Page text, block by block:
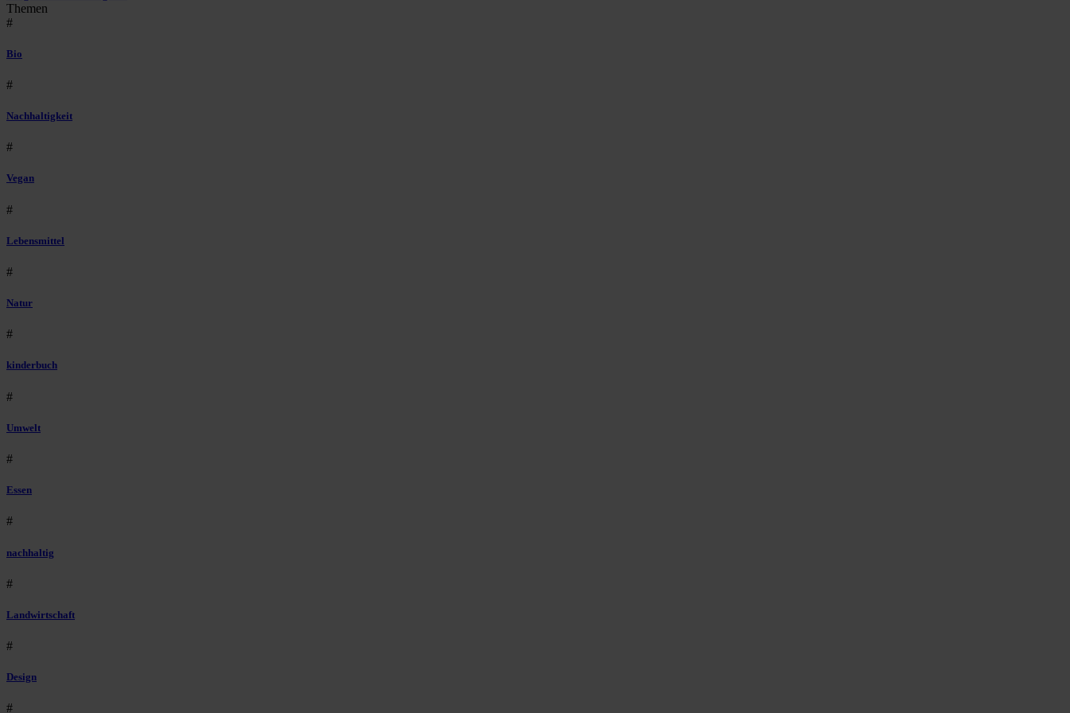
Themen
#
Bio
#
Nachhaltigkeit
#
Vegan
#
Lebensmittel
#
Natur
#
kinderbuch
#
Umwelt
#
Essen
#
nachhaltig
#
Landwirtschaft
#
Design
#